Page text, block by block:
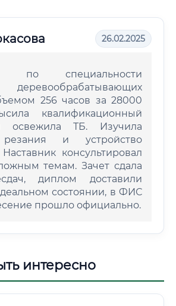
26.02.2025
по специальности
деревообрабатывающих
256 часов за 28000
квалификационный
освежила ТБ. Изучила
и устройство
консультировал
темам. Зачет сдала
диплом доставили
состоянии, в ФИС
прошло официально.
интересно